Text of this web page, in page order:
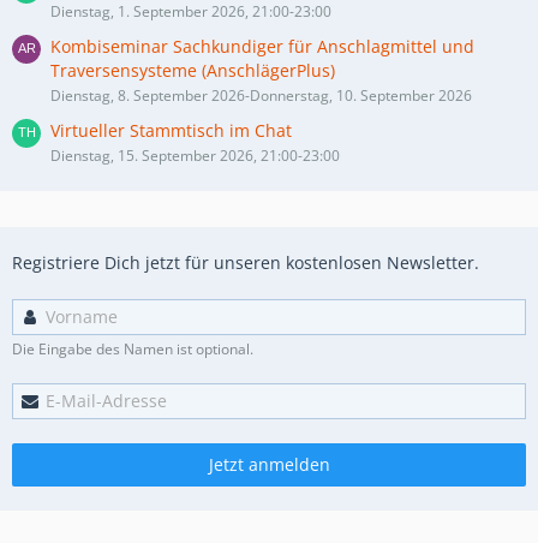
Dienstag, 1. September 2026, 21:00-23:00
Kombiseminar Sachkundiger für Anschlagmittel und
Traversensysteme (AnschlägerPlus)
Dienstag, 8. September 2026-Donnerstag, 10. September 2026
Virtueller Stammtisch im Chat
Dienstag, 15. September 2026, 21:00-23:00
Registriere Dich jetzt für unseren kostenlosen Newsletter.
Die Eingabe des Namen ist optional.
Jetzt anmelden